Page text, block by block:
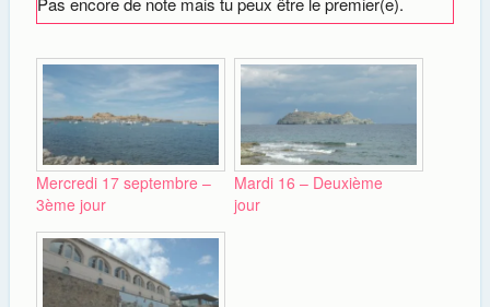
Mercredi 17 septembre –
3ème jour
Mardi 16 – Deuxième
jour